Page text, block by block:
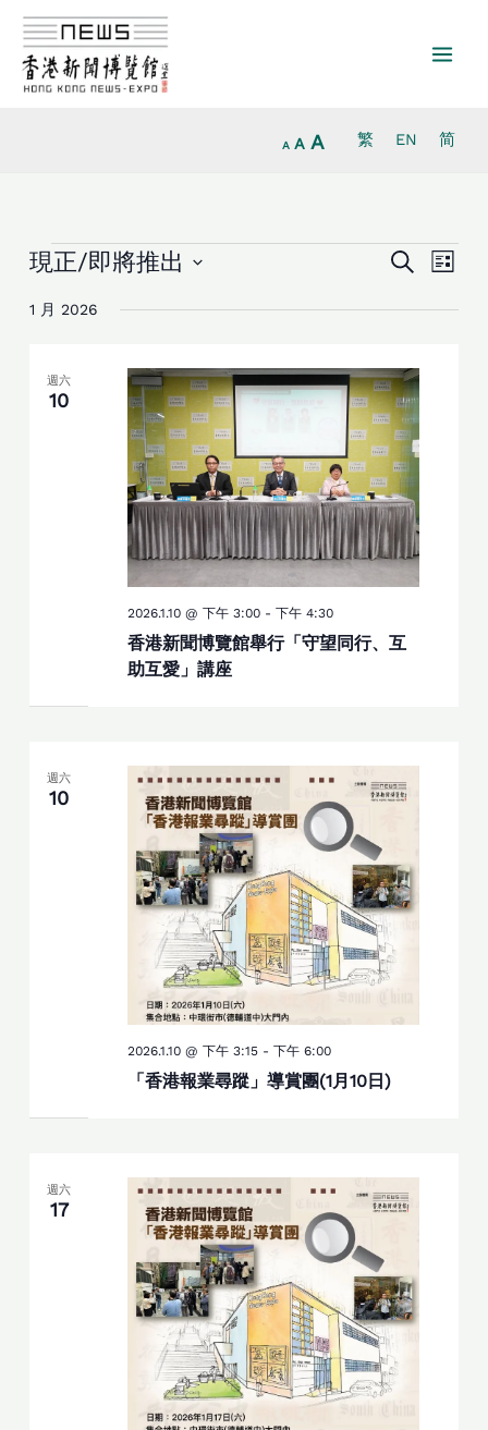
A
小。
A 小。
A 小。繁 EN 简
活
活
Search
Navigation
Search活
Views
列
現正/即將推出
date.
1 月 2026
週六
10
香港新聞博覽館舉行「守望同行、互
助互愛」講座
2026.1.10 @ 下午 3:00- 下午 4:30
週六
10
「香港報業尋蹤」導賞團(1月10日)
2026.1.10 @ 下午 3:15- 下午 6:00
週六
17